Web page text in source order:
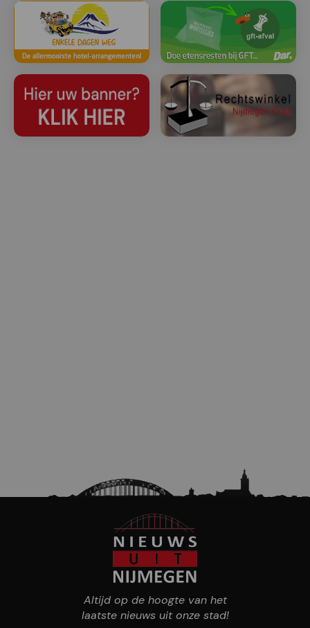
Altijd op de hoogte van het
laatste nieuws uit onze stad!